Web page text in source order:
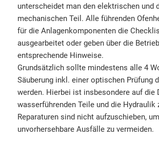
unterscheidet man den elektrischen und
mechanischen Teil. Alle führenden
für die Anlagenkomponenten die
ausgearbeitet oder geben über die
entsprechende Hinweise.
Grundsätzlich sollte mindestens alle 4
Säuberung inkl. einer optischen Prüfung
werden. Hierbei ist insbesondere auf die
wasserführenden Teile und die Hydraulik
Reparaturen sind nicht aufzuschieben, um
unvorhersehbare Ausfälle zu vermeiden.